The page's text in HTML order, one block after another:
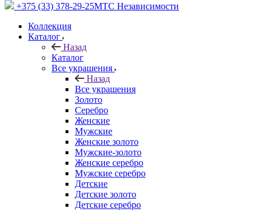
+375 (33) 378-29-25МТС Независимости
Коллекция
Каталог
Назад
Каталог
Все украшения
Назад
Все украшения
Золото
Серебро
Женские
Мужские
Женские золото
Мужские-золото
Женские серебро
Мужские серебро
Детские
Детские золото
Детские серебро